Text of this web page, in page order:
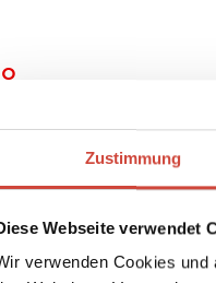
Zustimmung
Webseite verwendet
verwenden Cookies und
Ein fünfjähriger
Angst auf dem kalten
eines alten
nicht in sein Kinderzimmer
Kindermädchen hat frei, die
in einem langen Schlaf,
– Ein Familiendrama,
Facetten sich wie in einem